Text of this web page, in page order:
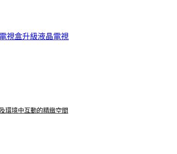
視盒升級液晶電視
環境中互動的精緻空間